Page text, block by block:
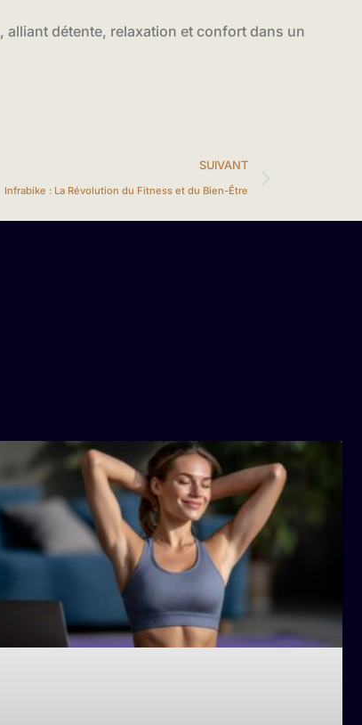
, alliant détente, relaxation et confort dans un
SUIVANT
Infrabike : La Révolution du Fitness et du Bien-Être